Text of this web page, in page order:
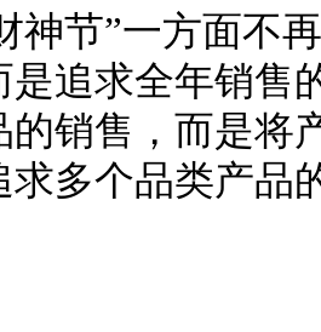
神节”一方面不
是追求全年销售
的销售，而是将
求多个品类产品